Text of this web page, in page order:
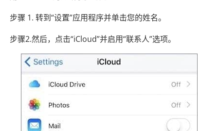
步骤 1. 转到“设置”应用程序并单击您的姓名。
步骤2.然后，点击“iCloud”并启用“联系人”选项。